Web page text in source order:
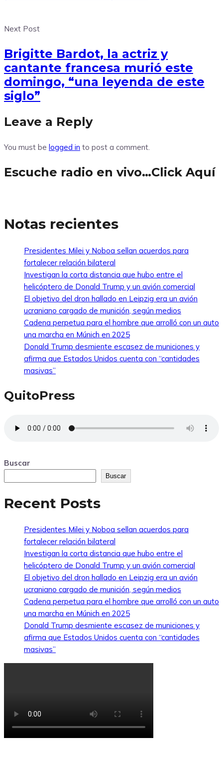
Next Post
Brigitte Bardot, la actriz y
cantante francesa murió este
domingo, “una leyenda de este
siglo”
Leave a Reply
You must be logged in to post a comment.
Escuche radio en vivo…Click Aquí
Notas recientes
Presidentes Milei y Noboa sellan acuerdos para
fortalecer relación bilateral
Investigan la corta distancia que hubo entre el
helicóptero de Donald Trump y un avión comercial
El objetivo del dron hallado en Leipzig era un avión
ucraniano cargado de munición, según medios
Cadena perpetua para el hombre que arrolló con un auto
una marcha en Múnich en 2025
Donald Trump desmiente escasez de municiones y
afirma que Estados Unidos cuenta con “cantidades
masivas”
QuitoPress
Buscar
Buscar
Recent Posts
Presidentes Milei y Noboa sellan acuerdos para
fortalecer relación bilateral
Investigan la corta distancia que hubo entre el
helicóptero de Donald Trump y un avión comercial
El objetivo del dron hallado en Leipzig era un avión
ucraniano cargado de munición, según medios
Cadena perpetua para el hombre que arrolló con un auto
una marcha en Múnich en 2025
Donald Trump desmiente escasez de municiones y
afirma que Estados Unidos cuenta con “cantidades
masivas”